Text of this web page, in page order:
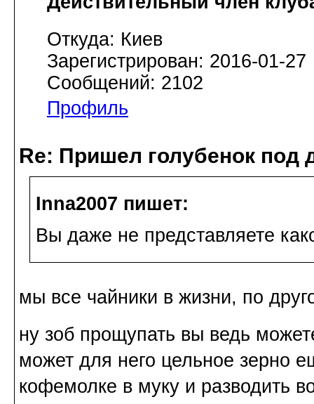
Откуда: Киев
Зарегистрирован: 2016-01-27
Сообщений: 2102
Профиль
Re: Пришел голубенок под
Inna2007 пишет:
Вы даже не представляете
мы все чайники в жизни, по
ну зоб прощупать вы ведь
может для него цельное зерно
кофемолке в муку и разводить